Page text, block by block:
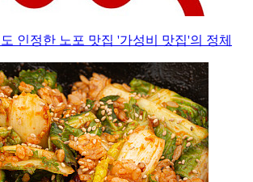
인정한 노포 맛집 '가성비 맛집'의 정체